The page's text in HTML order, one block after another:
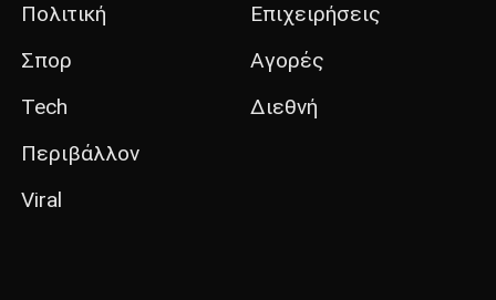
Πολιτική
Σπορ
Tech
Περιβάλλον
Viral
Επιχειρήσεις
Αγορές
Διεθνή